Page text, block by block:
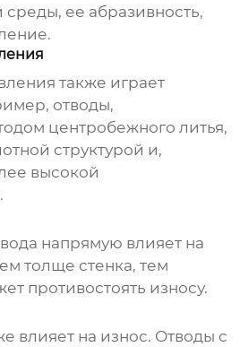
ее абразивность,
также играет
отводы,
центробежного литья,
структурой и,
высокой
напрямую влияет на
толще стенка, тем
противостоять износу.
влияет на износ. Отводы с